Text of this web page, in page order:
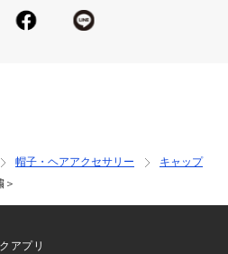
帽子・ヘアアクセサリー
キャップ
＞
アプリ